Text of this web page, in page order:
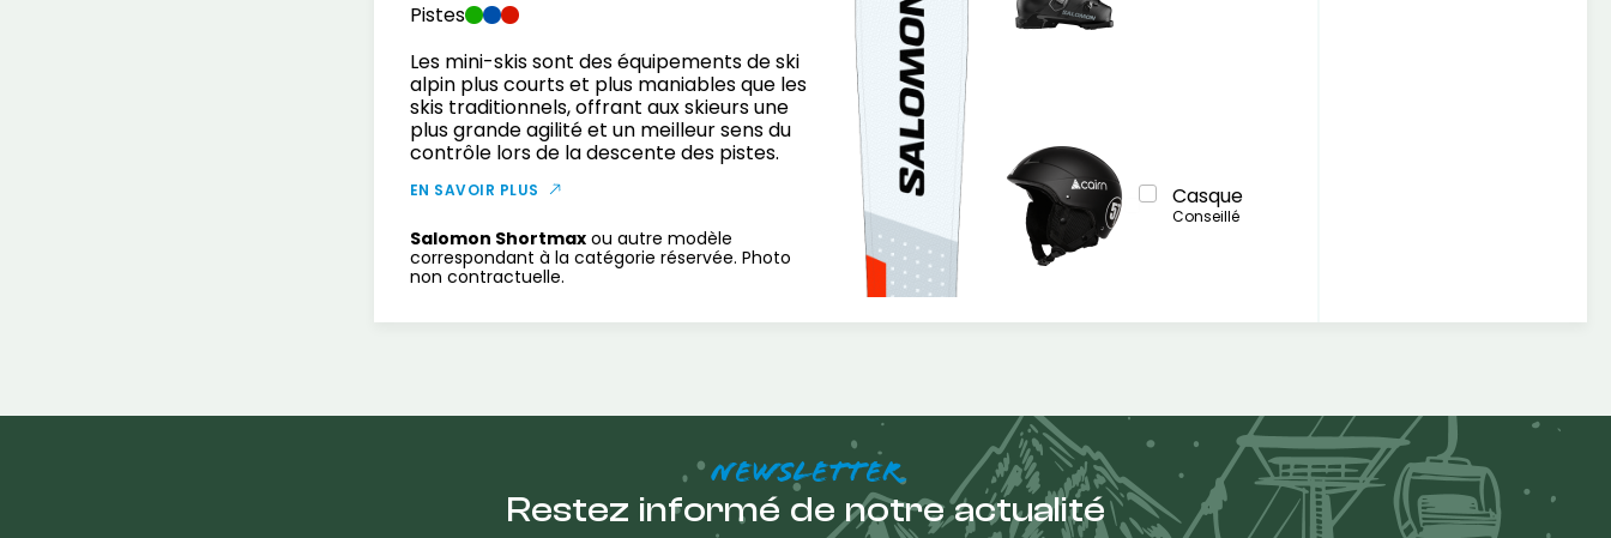
Pistes
Les mini-skis sont des équipements de ski
alpin plus courts et plus maniables que les
skis traditionnels, offrant aux skieurs une
plus grande agilité et un meilleur sens du
contrôle lors de la descente des pistes.
EN SAVOIR PLUS
Salomon Shortmax ou autre modèle
correspondant à la catégorie réservée. Photo
non contractuelle.
Casque
Conseillé
NEWSLETTER
Restez informé de notre actualité